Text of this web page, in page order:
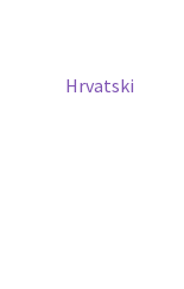
Hrvatski